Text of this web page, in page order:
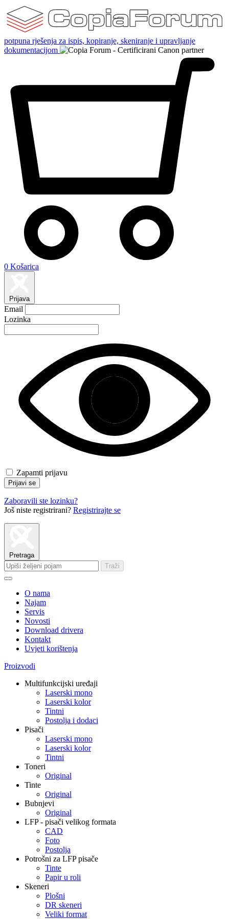
potpuna rješenja za ispis, kopiranje, skeniranje i upravljanje
dokumentacijom
0 Košarica
Prijava
Email
Lozinka
Zapamti prijavu
Prijavi se
Zaboravili ste lozinku?
Još niste registrirani? Registrirajte se
Pretraga
Traži
O nama
Najam
Servis
Novosti
Download drivera
Kontakt
Uvjeti korištenja
Proizvodi
Multifunkcijski uređaji
Laserski mono
Laserski kolor
Tintni
Postolja i dodaci
Pisači
Laserski mono
Laserski kolor
Tintni
Toneri
Original
Tinte
Original
Bubnjevi
Original
LFP - pisači velikog formata
CAD
Foto
Postolja
Potrošni za LFP pisače
Tinte
Papir u roli
Skeneri
Plošni
DR skeneri
Veliki format